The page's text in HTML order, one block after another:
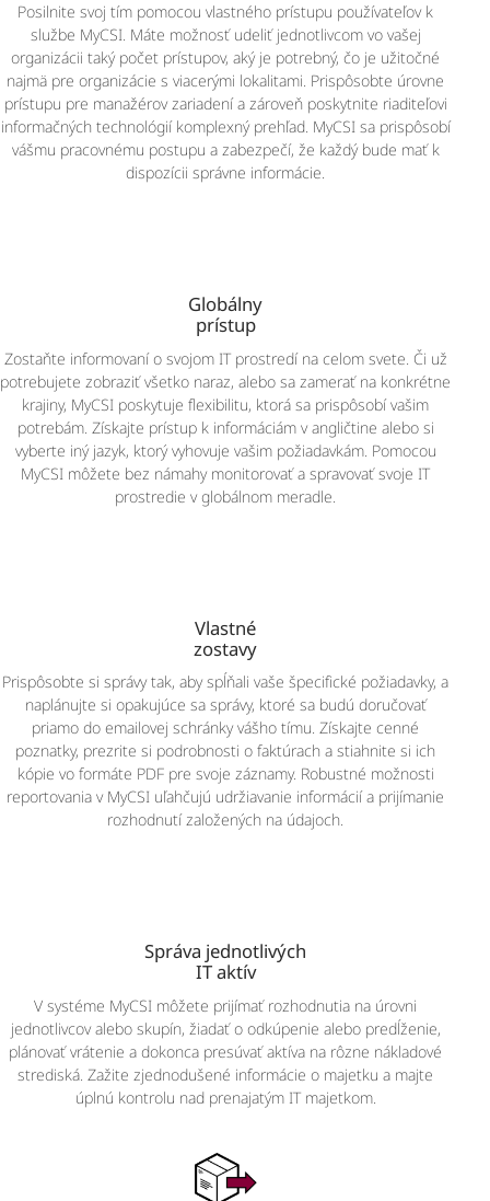
Posilnite svoj tím pomocou vlastného prístupu používateľov k
službe MyCSI. Máte možnosť udeliť jednotlivcom vo vašej
organizácii taký počet prístupov, aký je potrebný, čo je užitočné
najmä pre organizácie s viacerými lokalitami. Prispôsobte úrovne
prístupu pre manažérov zariadení a zároveň poskytnite riaditeľovi
informačných technológií komplexný prehľad. MyCSI sa prispôsobí
vášmu pracovnému postupu a zabezpečí, že každý bude mať k
dispozícii správne informácie.
Globálny
prístup
Zostaňte informovaní o svojom IT prostredí na celom svete. Či už
potrebujete zobraziť všetko naraz, alebo sa zamerať na konkrétne
krajiny, MyCSI poskytuje flexibilitu, ktorá sa prispôsobí vašim
potrebám. Získajte prístup k informáciám v angličtine alebo si
vyberte iný jazyk, ktorý vyhovuje vašim požiadavkám. Pomocou
MyCSI môžete bez námahy monitorovať a spravovať svoje IT
prostredie v globálnom meradle.
Vlastné
zostavy
Prispôsobte si správy tak, aby spĺňali vaše špecifické požiadavky, a
naplánujte si opakujúce sa správy, ktoré sa budú doručovať
priamo do emailovej schránky vášho tímu. Získajte cenné
poznatky, prezrite si podrobnosti o faktúrach a stiahnite si ich
kópie vo formáte PDF pre svoje záznamy. Robustné možnosti
reportovania v MyCSI uľahčujú udržiavanie informácií a prijímanie
rozhodnutí založených na údajoch.
Správa jednotlivých
IT aktív
V systéme MyCSI môžete prijímať rozhodnutia na úrovni
jednotlivcov alebo skupín, žiadať o odkúpenie alebo predĺženie,
plánovať vrátenie a dokonca presúvať aktíva na rôzne nákladové
strediská. Zažite zjednodušené informácie o majetku a majte
úplnú kontrolu nad prenajatým IT majetkom.